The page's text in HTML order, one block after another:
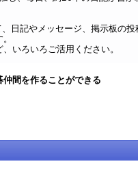
記やメッセージ、掲示板の投
いろいろご活用ください。
間を作ることができる